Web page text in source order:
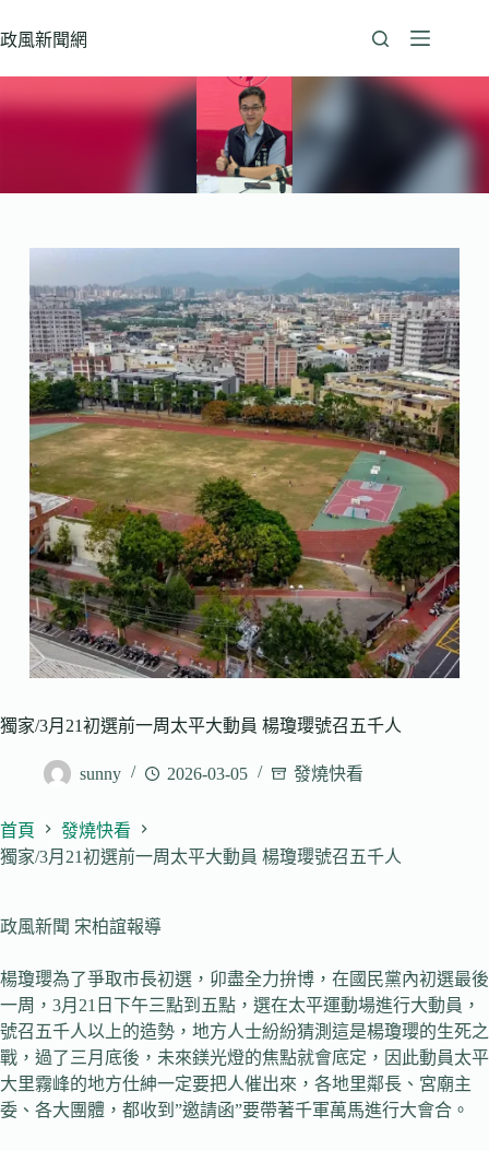
至
政風新聞網
獨家/3月21初選前一周太平大動員 楊瓊瓔號召五千人
sunny 2026-03-05 發燒快看
首頁
發燒快看
獨家/3月21初選前一周太平大動員 楊瓊瓔號召五千人
政風新聞 宋柏誼報導
楊瓊瓔為了爭取市長初選，卯盡全力拚博，在國民黨內初選最後
一周，3月21日下午三點到五點，選在太平運動場進行大動員，
號召五千人以上的造勢，地方人士紛紛猜測這是楊瓊瓔的生死之
戰，過了三月底後，未來鎂光燈的焦點就會底定，因此動員太平
大里霧峰的地方仕紳一定要把人催出來，各地里鄰長、宮廟主
委、各大團體，都收到”邀請函”要帶著千軍萬馬進行大會合。